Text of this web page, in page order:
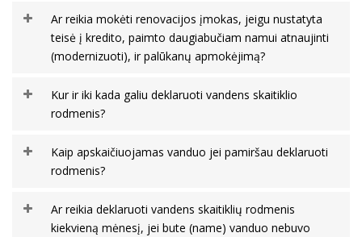
Ar reikia mokėti renovacijos įmokas, jeigu nustatyta
teisė į kredito, paimto daugiabučiam namui atnaujinti
(modernizuoti), ir palūkanų apmokėjimą?
Kur ir iki kada galiu deklaruoti vandens skaitiklio
rodmenis?
Kaip apskaičiuojamas vanduo jei pamiršau deklaruoti
rodmenis?
Ar reikia deklaruoti vandens skaitiklių rodmenis
kiekvieną mėnesį, jei bute (name) vanduo nebuvo